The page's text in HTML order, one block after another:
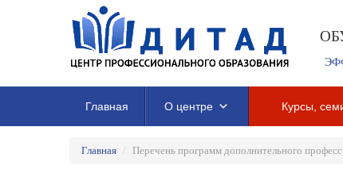
Главная О центре Курсы,
Главная / Перечень программ дополнительного